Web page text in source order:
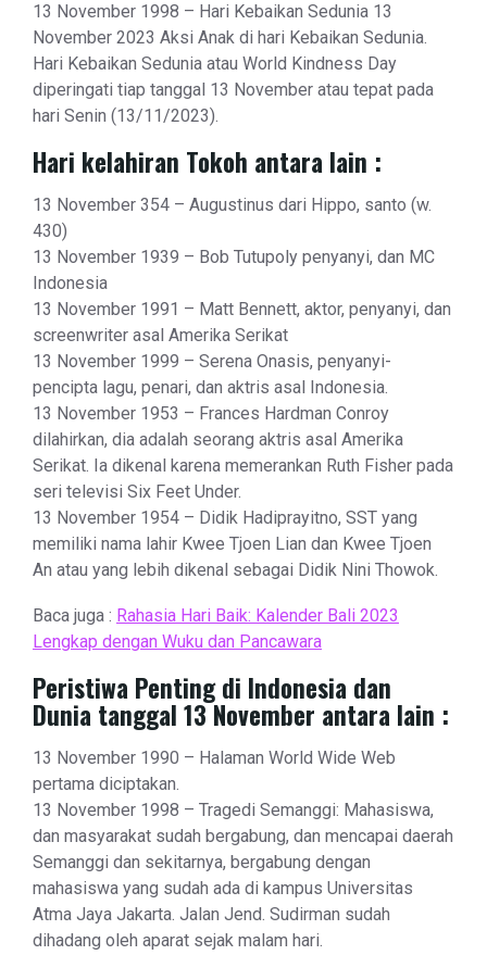
13 November 1998 – Hari Kebaikan Sedunia 13
November 2023 Aksi Anak di hari Kebaikan Sedunia.
Hari Kebaikan Sedunia atau World Kindness Day
diperingati tiap tanggal 13 November atau tepat pada
hari Senin (13/11/2023).
Hari kelahiran Tokoh antara lain :
13 November 354 – Augustinus dari Hippo, santo (w.
430)
13 November 1939 – Bob Tutupoly penyanyi, dan MC
Indonesia
13 November 1991 – Matt Bennett, aktor, penyanyi, dan
screenwriter asal Amerika Serikat
13 November 1999 – Serena Onasis, penyanyi-
pencipta lagu, penari, dan aktris asal Indonesia.
13 November 1953 – Frances Hardman Conroy
dilahirkan, dia adalah seorang aktris asal Amerika
Serikat. Ia dikenal karena memerankan Ruth Fisher pada
seri televisi Six Feet Under.
13 November 1954 – Didik Hadiprayitno, SST yang
memiliki nama lahir Kwee Tjoen Lian dan Kwee Tjoen
An atau yang lebih dikenal sebagai Didik Nini Thowok.
Baca juga : Rahasia Hari Baik: Kalender Bali 2023
Lengkap dengan Wuku dan Pancawara
Peristiwa Penting di Indonesia dan
Dunia tanggal 13 November antara lain :
13 November 1990 – Halaman World Wide Web
pertama diciptakan.
13 November 1998 – Tragedi Semanggi: Mahasiswa,
dan masyarakat sudah bergabung, dan mencapai daerah
Semanggi dan sekitarnya, bergabung dengan
mahasiswa yang sudah ada di kampus Universitas
Atma Jaya Jakarta. Jalan Jend. Sudirman sudah
dihadang oleh aparat sejak malam hari.